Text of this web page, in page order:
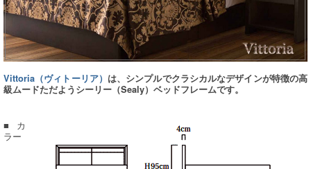
Vittoria（ヴィトーリア） は、シンプルでクラシカルなデザインが特徴の高
級ムードただようシーリー（Sealy）ベッドフレームです。
■カ
ラー